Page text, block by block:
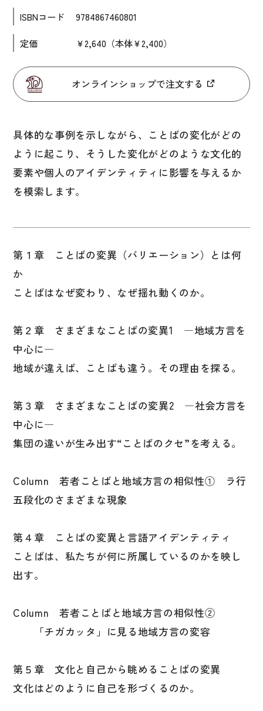
定期刊行物
視聴覚・補助教材
ビデオ・ＤＶＤ
コンピューター
カード・ゲーム・絵教材
絵本・子ども向け補助
図表
辞典
日本語学習辞典
漢字字典（辞典）
英語辞典
韓国語辞典
中国語辞典
ドイツ語辞典
ロシア語辞典
各国語辞典
国語辞典
語学・文法辞典
比較文化辞典
教師用参考書
教室活動参考書
日本語概説
語彙・意味
ISBNコード 9784867460801
定価 ￥2,640（本体￥2,400）
オンラインショップで注文する
具体的な事例を示しながら、ことばの変化がどの
ように起こり、そうした変化がどのような文化的
要素や個人のアイデンティティに影響を与えるか
を模索します。
第１章 ことばの変異（バリエーション）とは何
か
ことばはなぜ変わり、なぜ揺れ動くのか。
第２章 さまざまなことばの変異1 ―地域方言を
中心に―
地域が違えば、ことばも違う。その理由を探る。
第３章 さまざまなことばの変異2 ―社会方言を
中心に―
集団の違いが生み出す“ことばのクセ”を考える。
Column 若者ことばと地域方言の相似性① ラ行
五段化のさまざまな現象
第４章 ことばの変異と言語アイデンティティ
ことばは、私たちが何に所属しているのかを映し
出す。
Column 若者ことばと地域方言の相似性②
「チガカッタ」に見る地域方言の変容
第５章 文化と自己から眺めることばの変異
文化はどのように自己を形づくるのか。